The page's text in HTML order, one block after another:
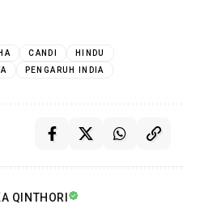
CANDI
HINDU
PENGARUH INDIA
QINTHORI